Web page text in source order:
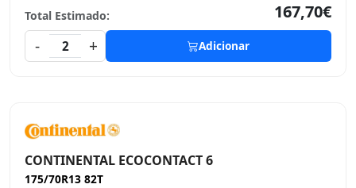
Total Estimado:
167,70€
-
2 + Adicionar
CONTINENTAL ECOCONTACT 6
175/70R13 82T